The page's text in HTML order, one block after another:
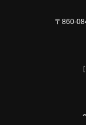
〒860-